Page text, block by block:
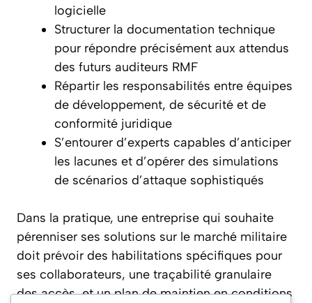
logicielle
Structurer la documentation technique
pour répondre précisément aux attendus
des futurs auditeurs RMF
Répartir les responsabilités entre équipes
de développement, de sécurité et de
conformité juridique
S’entourer d’experts capables d’anticiper
les lacunes et d’opérer des simulations
de scénarios d’attaque sophistiqués
Dans la pratique, une entreprise qui souhaite
pérenniser ses solutions sur le marché militaire
doit prévoir des habilitations spécifiques pour
ses collaborateurs, une traçabilité granulaire
des accès, et un plan de maintien en conditions